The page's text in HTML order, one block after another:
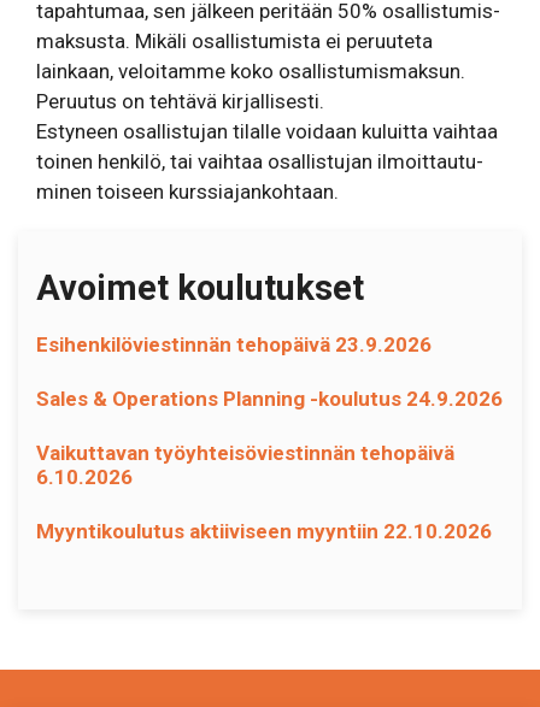
tapah­tumaa, sen jälkeen peritään 50% osal­lis­tu­mis­
mak­susta. Mikäli osal­lis­tu­mista ei peruuteta
lainkaan, veloi­tamme koko osal­lis­tu­mis­maksun.
Peruutus on tehtävä kirjal­li­sesti.
Estyneen osal­lis­tujan tilalle voidaan kuluitta vaihtaa
toinen henkilö, tai vaihtaa osal­lis­tujan ilmoit­tau­tu­
minen toiseen kurs­sia­jan­kohtaan.
Avoimet koulutukset
Esihenkilöviestinnän tehopäivä 23.9.2026
Sales & Operations Planning -koulutus 24.9.2026
Vaikuttavan työyhteisöviestinnän tehopäivä
6.10.2026
Myyntikoulutus aktiiviseen myyntiin 22.10.2026